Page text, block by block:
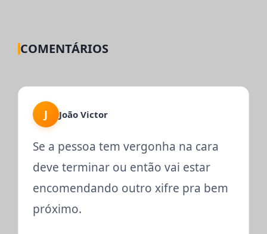
COMENTÁRIOS
J João Victor
Se a pessoa tem vergonha na cara
deve terminar ou então vai estar
encomendando outro xifre pra bem
próximo.